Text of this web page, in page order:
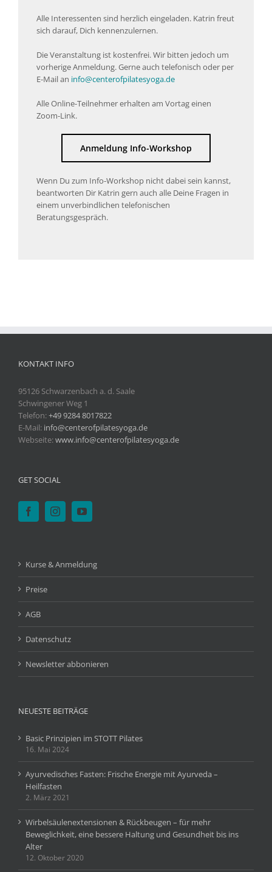
Alle Interessenten sind herzlich eingeladen. Katrin freut
sich darauf, Dich kennenzulernen.
Die Veranstaltung ist kostenfrei. Wir bitten jedoch um
vorherige Anmeldung. Gerne auch telefonisch oder per
E-Mail an info@centerofpilatesyoga.de
Alle Online-Teilnehmer erhalten am Vortag einen
Zoom-Link.
Anmeldung Info-Workshop
Wenn Du zum Info-Workshop nicht dabei sein kannst,
beantworten Dir Katrin gern auch alle Deine Fragen in
einem unverbindlichen telefonischen
Beratungsgespräch.
KONTAKT INFO
95126 Schwarzenbach a. d. Saale
Schwingener Weg 1
Telefon:+49 9284 8017822
E-Mail: info@centerofpilatesyoga.de
Webseite:www.info@centerofpilatesyoga.de
GET SOCIAL
Kurse & Anmeldung
Preise
AGB
Datenschutz
Newsletter abbonieren
NEUESTE BEITRÄGE
Basic Prinzipien im STOTT Pilates
16. Mai 2024
Ayurvedisches Fasten: Frische Energie mit Ayurveda –
Heilfasten
2. März 2021
Wirbelsäulenextensionen & Rückbeugen – für mehr
Beweglichkeit, eine bessere Haltung und Gesundheit bis ins
Alter
12. Oktober 2020